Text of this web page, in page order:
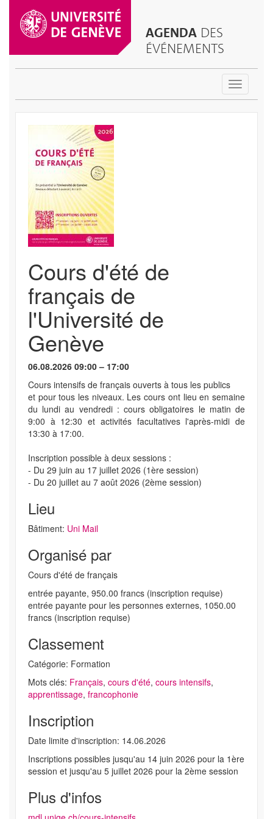
AGENDA DES
ÉVÉNEMENTS
Toggle
Cours d'été de
français de
l'Université de
Genève
06.08.2026 09:00 – 17:00
Cours intensifs de français ouverts à tous les publics
et pour tous les niveaux. Les cours ont lieu en semaine
du lundi au vendredi : cours obligatoires le matin de
9:00 à 12:30 et activités facultatives l'après-midi de
13:30 à 17:00.
Inscription possible à deux sessions :
- Du 29 juin au 17 juillet 2026 (1ère session)
- Du 20 juillet au 7 août 2026 (2ème session)
Lieu
Bâtiment: Uni Mail
Organisé par
Cours d'été de français
entrée payante, 950.00 francs (inscription requise)
entrée payante pour les personnes externes, 1050.00
francs (inscription requise)
Classement
Catégorie: Formation
Mots clés: Français, cours d'été, cours intensifs,
apprentissage, francophonie
Inscription
Date limite d'inscription: 14.06.2026
Inscriptions possibles jusqu'au 14 juin 2026 pour la 1ère
session et jusqu'au 5 juillet 2026 pour la 2ème session
Plus d'infos